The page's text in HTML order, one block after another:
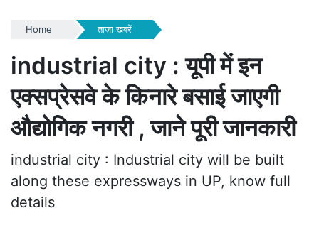
Home ताज़ा खबरें
industrial city : यूपी में इन
एक्सप्रेसवे के किनारे बसाई जाएगी
औद्योगिक नगरी , जाने पूरी जानकारी
industrial city : Industrial city will be built
along these expressways in UP, know full
details